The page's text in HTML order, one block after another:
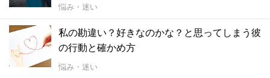
悩み・迷い
私の勘違い？好きなのかな？と思ってしまう彼
の行動と確かめ方
悩み・迷い